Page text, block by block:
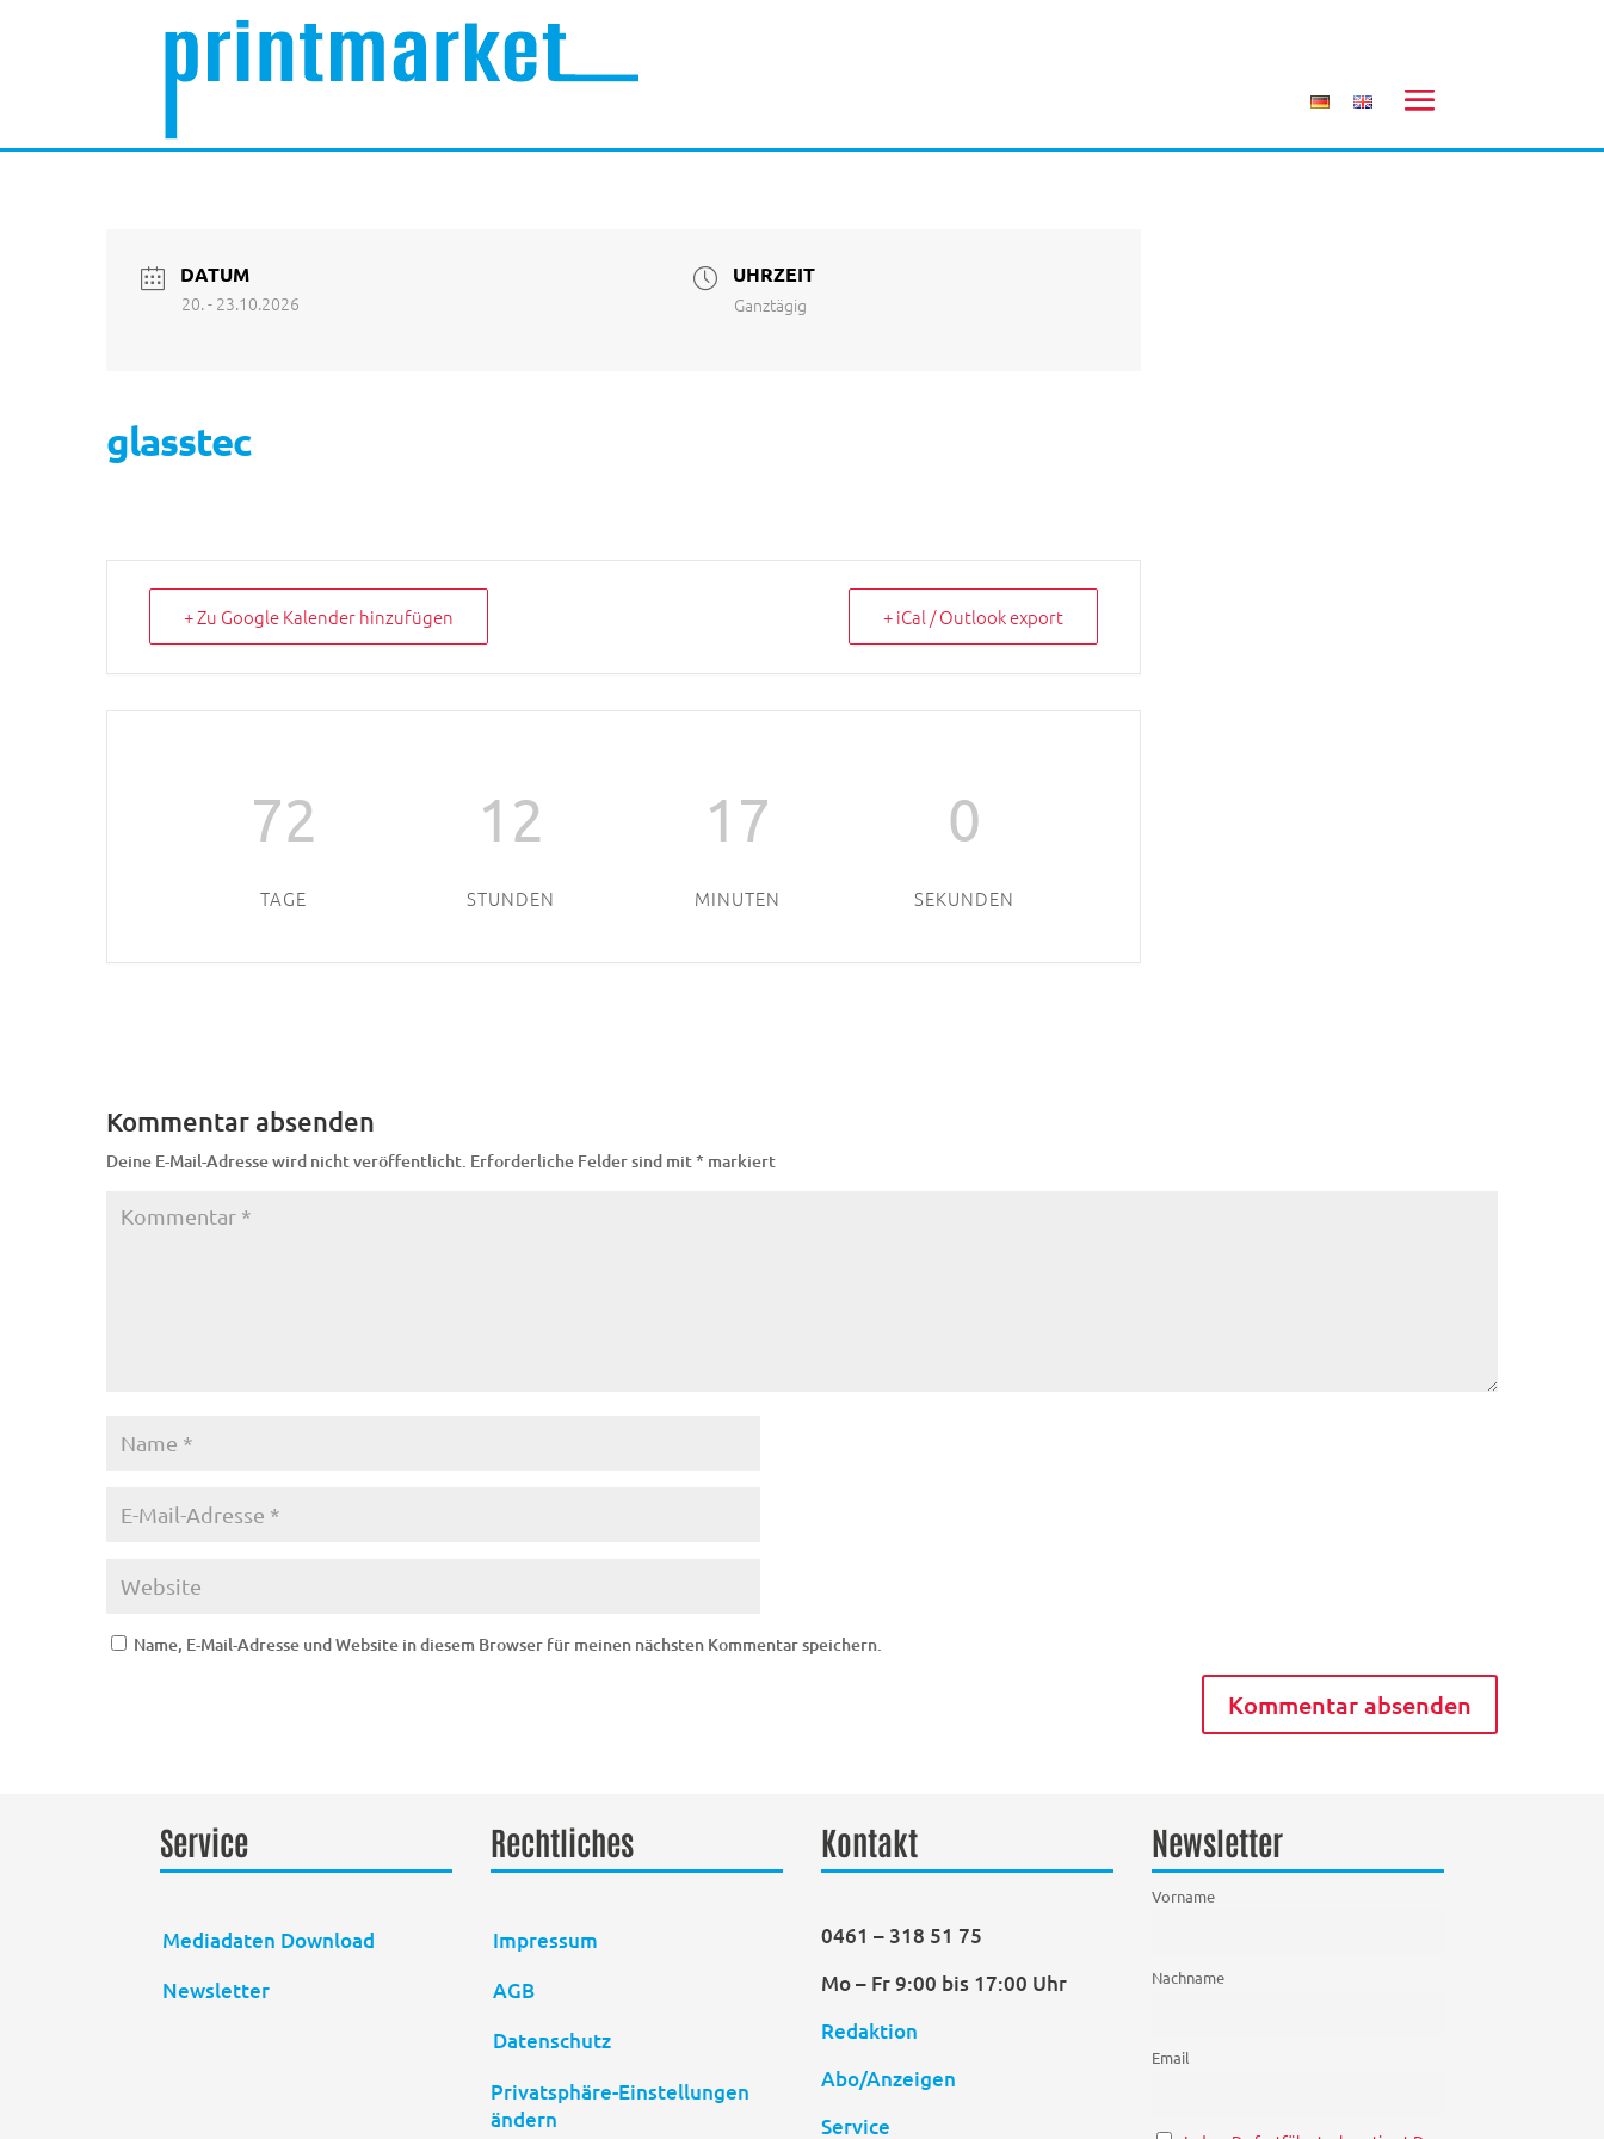
DATUM
20. - 23.10.2026
UHRZEIT
Ganztägig
glasstec
+ Zu Google Kalender hinzufügen + iCal / Outlook export
72
TAGE
12
STUNDEN
17
MINUTEN
0
SEKUNDEN
Kommentar absenden
Deine E-Mail-Adresse wird nicht veröffentlicht. Erforderliche Felder sind mit* markiert
Name, E-Mail-Adresse und Website in diesem Browser für meinen nächsten Kommentar speichern.
Service
Mediadaten Download
Newsletter
Rechtliches
Impressum
AGB
Datenschutz
Privatsphäre-Einstellungen
ändern
Kontakt
0461 – 318 51 75
Mo – Fr 9:00 bis 17:00 Uhr
Redaktion
Abo/Anzeigen
Service
Newsletter
Vorname
Nachname
Email